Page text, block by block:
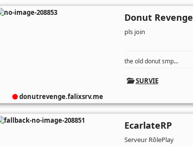
donutrevenge.falixsrv.me
Donut Revenge
pls join
the old donut smp...
SURVIE
EcarlateRP
Serveur RôlePlay